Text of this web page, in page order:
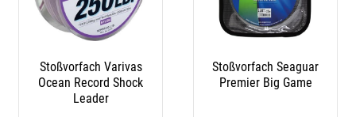
Stoßvorfach Varivas
Ocean Record Shock
Leader
Stoßvorfach Seaguar
Premier Big Game